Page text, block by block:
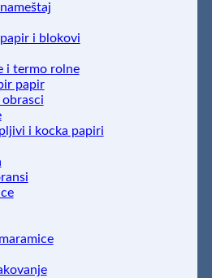
i blokovi
i termo rolne
papir
obrasci
i kocka papiri